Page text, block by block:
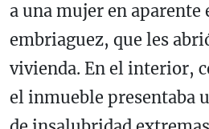
a una mujer en aparente
embriaguez, que les
vivienda. En el interior,
el inmueble presentaba